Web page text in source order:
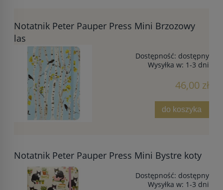
Notatnik Peter Pauper Press Mini Brzozowy
las
Dostępność: dostępny
Wysyłka w: 1-3 dni
46,00 zł
do koszyka
Notatnik Peter Pauper Press Mini Bystre koty
Dostępność: dostępny
Wysyłka w: 1-3 dni